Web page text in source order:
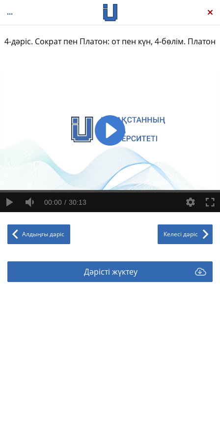
4-дәріс. Сократ пен Платон: от пен күн, 4-бөлім. Платон
00:00 30:13
Алдыңғы дәріс Келесі дәріс
Дәрісті жүктеу